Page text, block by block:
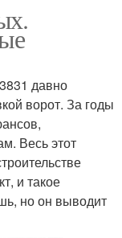
давно
ворот. За годы
Весь этот
и такое
но он выводит